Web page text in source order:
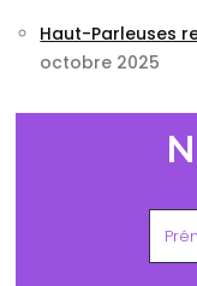
Haut-Parleuses
octobre 2025